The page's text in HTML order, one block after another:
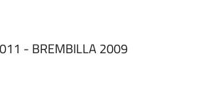
- BREMBILLA 2009